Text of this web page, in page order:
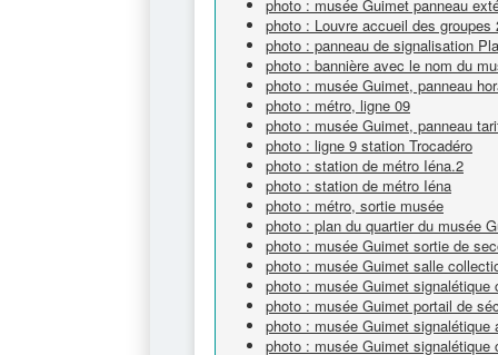
photo : musée Guimet panneau
photo : Louvre accueil des groupes
photo : panneau de signalisation
photo : bannière avec le nom du
photo : musée Guimet, panneau
photo : métro, ligne 09
photo : musée Guimet, panneau
photo : ligne 9 station Trocadéro
photo : station de métro Iéna.2
photo : station de métro Iéna
photo : métro, sortie musée
photo : plan du quartier du musée
photo : musée Guimet sortie de
photo : musée Guimet salle
photo : musée Guimet signalétique
photo : musée Guimet portail de
photo : musée Guimet signalétique
photo : musée Guimet signalétique